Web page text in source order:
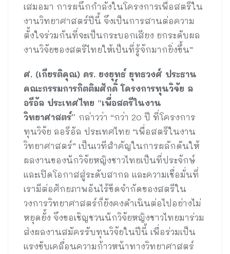
เสมอมา การผนึกกำลังในโครงการเพื่อสตรีใน
งานวิทยาศาสตร์ปีนี้ จึงเป็นการสานต่อความ
ตั้งใจร่วมกันที่จะเป็นกระบอกเสียง ยกระดับผล
งานวิจัยของสตรีไทยให้เป็นที่รู้จักมากยิ่งขึ้น”
ศ. (เกียรติคุณ) ดร. ยงยุทธ์ ยุทธวงศ์ ประธาน
คณะกรรมการกิตติมศักดิ์ โครงการทุนวิจัย ล
อรีอัล ประเทศไทย “เพื่อสตรีในงาน
วิทยาศาสตร์” กล่าวว่า “กว่า 20 ปี ที่โครงการ
ทุนวิจัย ลอรีอัล ประเทศไทย “เพื่อสตรีในงาน
วิทยาศาสตร์” เป็นเวทีสำคัญในการผลักดันให้
ผลงานของนักวิจัยหญิงชาวไทยเป็นที่ประจักษ์
และเปิดโอกาสสู่ระดับสากล และความเชื่อมั่นที่
เรามีต่อศักยภาพอันไร้ขีดจำกัดของสตรีใน
วงการวิทยาศาสตร์ก็ยังคงดำเนินต่อไปอย่างไม่
หยุดยั้ง จึงขอเชิญชวนนักวิจัยหญิงชาวไทยมาร่วม
ส่งผลงานสมัครรับทุนวิจัยในปีนี้ เพื่อร่วมเป็น
แรงขับเคลื่อนความก้าวหน้าทางวิทยาศาสตร์